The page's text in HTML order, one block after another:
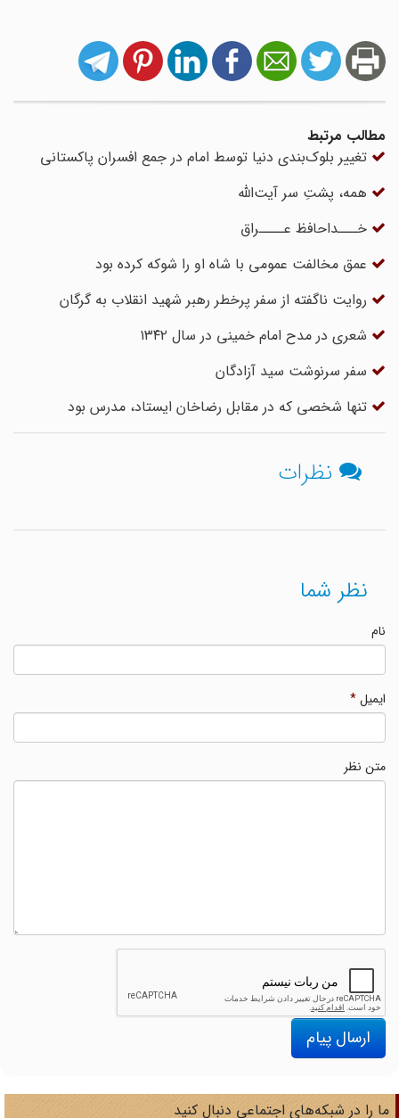
مطالب مرتبط
تغییر بلوک‌بندی دنیا توسط امام در جمع افسران پاکستانی
همه، پشتِ سر آیت‌الله
خـــداحافظ عــــراق
عمق مخالفت عمومی با شاه او را شوکه کرده بود
روایت ناگفته از سفر پرخطر رهبر شهید انقلاب به گرگان
شعری در مدح امام خمینی در سال ۱۳۴۲
سفر سرنوشت سید آزادگان
تنها شخصی که در مقابل رضاخان ایستاد، مدرس بود
نظرات
نظر شما
ایمیل*
متن نظر
ارسال پیام
را در شبکه‌های اجتماعی دنبال کنید